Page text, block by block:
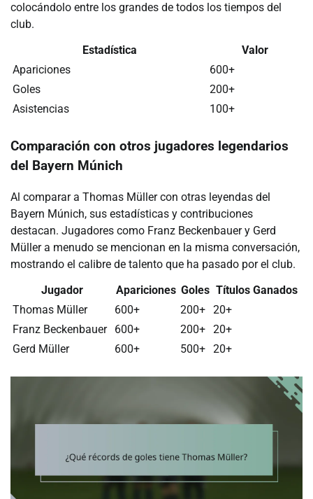
colocándolo entre los grandes de todos los tiempos del
club.
Estadística
Valor
Apariciones
600+
Goles
200+
Asistencias
100+
Comparación con otros jugadores legendarios
del Bayern Múnich
Al comparar a Thomas Müller con otras leyendas del
Bayern Múnich, sus estadísticas y contribuciones
destacan. Jugadores como Franz Beckenbauer y Gerd
Müller a menudo se mencionan en la misma conversación,
mostrando el calibre de talento que ha pasado por el club.
Jugador
Apariciones Goles Títulos Ganados
Thomas Müller
600+ 200+ 20+
Franz Beckenbauer
600+ 200+ 20+
Gerd Müller
600+ 500+ 20+